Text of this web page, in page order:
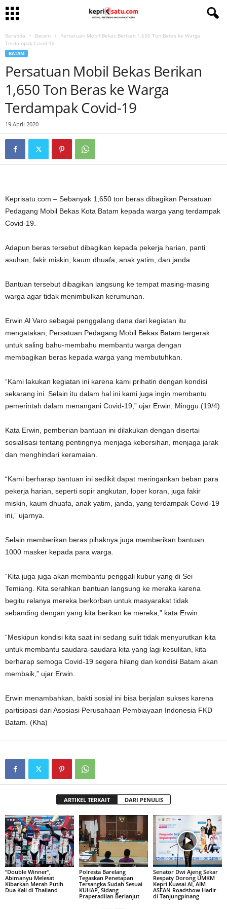
Beranda Batam
Persatuan Mobil Bekas Berikan 1,650 Ton Beras ke Warga
Terdampak Covid-19
BATAM
Persatuan Mobil Bekas Berikan
1,650 Ton Beras ke Warga
Terdampak Covid-19
19 April 2020
Keprisatu.com – Sebanyak 1,650 ton beras dibagikan Persatuan
Pedagang Mobil Bekas Kota Batam kepada warga yang terdampak
Covid-19.
Adapun beras tersebut dibagikan kepada pekerja harian, panti
asuhan, fakir miskin, kaum dhuafa, anak yatim, dan janda.
Bantuan tersebut dibagikan langsung ke tempat masing-masing
warga agar tidak menimbulkan kerumunan.
Erwin Al Varo sebagai penggalang dana dari kegiatan itu
mengatakan, Persatuan Pedagang Mobil Bekas Batam tergerak
untuk saling bahu-membahu membantu warga dengan
membagikan beras kepada warga yang membutuhkan.
“Kami lakukan kegiatan ini karena kami prihatin dengan kondisi
sekarang ini. Selain itu dalam hal ini kami juga ingin membantu
pemerintah dalam menangani Covid-19,” ujar Erwin, Minggu (19/4).
Kata Erwin, pemberian bantuan ini dilakukan dengan disertai
sosialisasi tentang pentingnya menjaga kebersihan, menjaga jarak
dan menghindari keramaian.
“Kami berharap bantuan ini sedikit dapat meringankan beban para
pekerja harian, seperti sopir angkutan, loper koran, juga fakir
miskin, kaum dhuafa, anak yatim, janda, yang terdampak Covid-19
ini,” ujarnya.
Selain memberikan beras pihaknya juga memberikan bantuan
1000 masker kepada para warga.
“Kita juga juga akan membantu penggali kubur yang di Sei
Temiang. Kita serahkan bantuan langsung ke meraka karena
begitu relanya mereka berkorban untuk masyarakat tidak
sebanding dengan yang kita berikan ke mereka,” kata Erwin.
“Meskipun kondisi kita saat ini sedang sulit tidak menyurutkan kita
untuk membantu saudara-saudara kita yang lagi kesulitan, kita
berharap semoga Covid-19 segera hilang dan kondisi Batam akan
membaik,” ujar Erwin.
Erwin menambahkan, bakti sosial ini bisa berjalan sukses karena
partisipasi dari Asosiasi Perusahaan Pembiayaan Indonesia FKD
Batam. (Kha)
ARTIKEL TERKAIT DARI PENULIS
“Double Winner”,
Abimanyu Melesat
Kibarkan Merah Putih
Dua Kali di Thailand
Polresta Barelang
Tegaskan Penetapan
Tersangka Sudah Sesuai
KUHAP, Sidang
Praperadilan Berlanjut
Senator Dwi Ajeng Sekar
Respaty Dorong UMKM
Kepri Kuasai AI, AIM
ASEAN Roadshow Hadir
di Tanjungpinang